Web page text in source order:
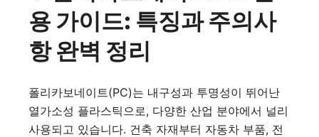
용 가이드: 특징과 주의사
항 완벽 정리
폴리카보네이트(PC)는 내구성과 투명성이 뛰어난
열가소성 플라스틱으로, 다양한 산업 분야에서 널리
사용되고 있습니다. 건축 자재부터 자동차 부품, 전